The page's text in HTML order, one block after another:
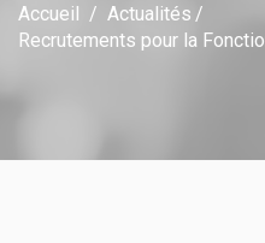
Accueil
Actualités
Recrutements pour la